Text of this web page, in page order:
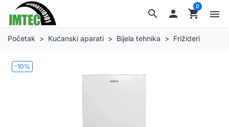
search  shopping_cart
0
menu
Početak Kućanski aparati Bijela tehnika Frižideri
-10%